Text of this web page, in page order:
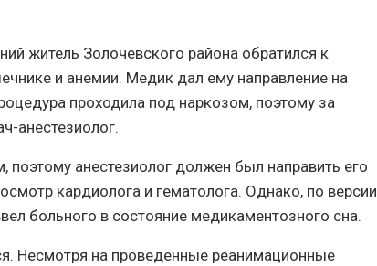
житель Золочевского района обратился к
и анемии. Медик дал ему направление на
проходила под наркозом, поэтому за
анестезиолог.
анестезиолог должен был направить его
кардиолога и гематолога. Однако, по версии
больного в состояние медикаментозного сна.
Несмотря на проведённые реанимационные